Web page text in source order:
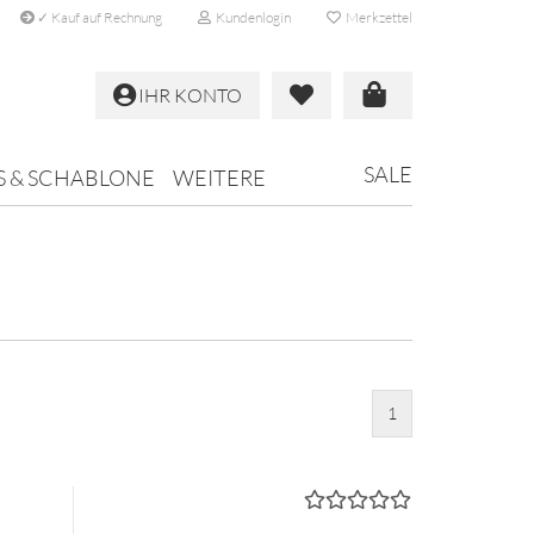
✓ Kauf auf Rechnung Kundenlogin Merkzettel
IHR KONTO
& SCHABLONE SALE
WEITERE
1